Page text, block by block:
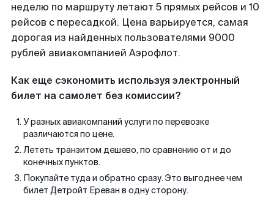
неделю по маршруту летают 5 прямых рейсов и 10
рейсов с пересадкой. Цена варьируется, самая
дорогая из найденных пользователями 9000
рублей авиакомпанией Аэрофлот.
Как еще сэкономить используя электронный
билет на самолет без комиссии?
У разных авиакомпаний услуги по перевозке
различаются по цене.
Лететь транзитом дешево, по сравнению от и до
конечных пунктов.
Покупайте туда и обратно сразу. Это выгоднее чем
билет Детройт Ереван в одну сторону.